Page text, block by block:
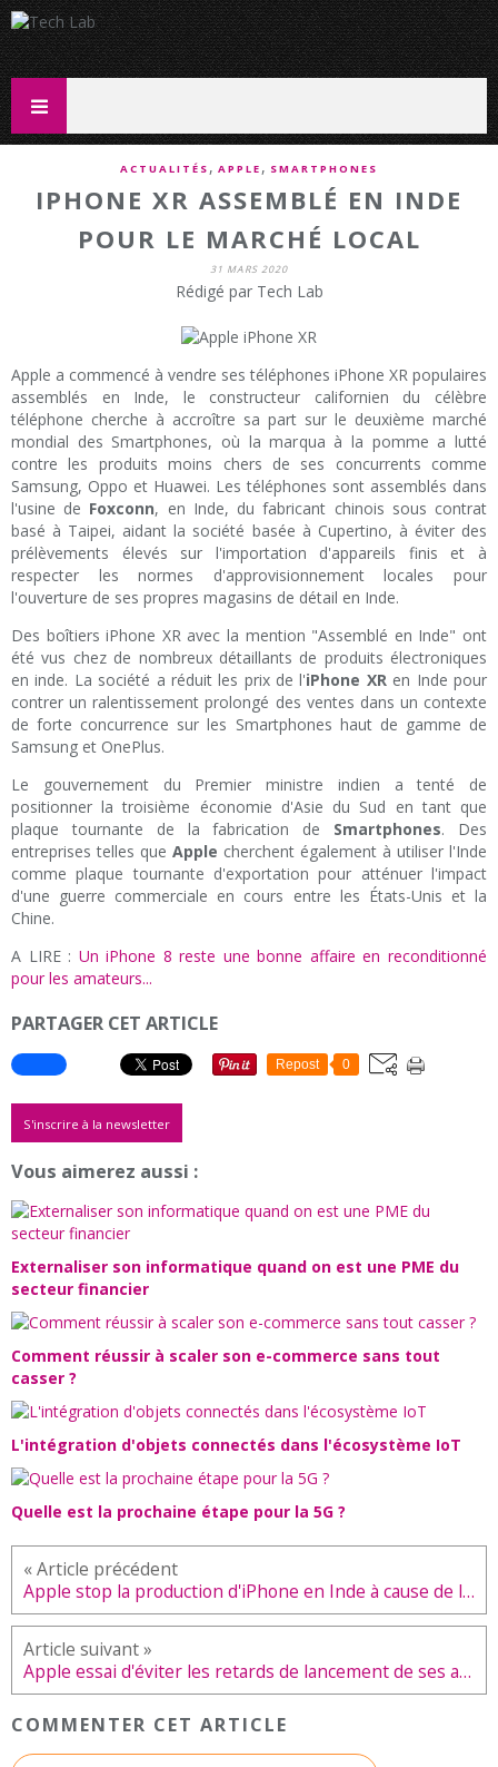
ACTUALITÉS , APPLE , SMARTPHONES
IPHONE XR ASSEMBLÉ EN INDE
POUR LE MARCHÉ LOCAL
31 MARS 2020
Rédigé par Tech Lab
Apple a commencé à vendre ses téléphones iPhone XR populaires
assemblés en Inde, le constructeur californien du célèbre
téléphone cherche à accroître sa part sur le deuxième marché
mondial des Smartphones, où la marqua à la pomme a lutté
contre les produits moins chers de ses concurrents comme
Samsung, Oppo et Huawei. Les téléphones sont assemblés dans
l'usine de Foxconn, en Inde, du fabricant chinois sous contrat
basé à Taipei, aidant la société basée à Cupertino, à éviter des
prélèvements élevés sur l'importation d'appareils finis et à
respecter les normes d'approvisionnement locales pour
l'ouverture de ses propres magasins de détail en Inde.
Des boîtiers iPhone XR avec la mention "Assemblé en Inde" ont
été vus chez de nombreux détaillants de produits électroniques
en inde. La société a réduit les prix de l'iPhone XRen Inde pour
contrer un ralentissement prolongé des ventes dans un contexte
de forte concurrence sur les Smartphones haut de gamme de
Samsung et OnePlus.
Le gouvernement du Premier ministre indien a tenté de
positionner la troisième économie d'Asie du Sud en tant que
plaque tournante de la fabrication de Smartphones. Des
entreprises telles que Apple cherchent également à utiliser l'Inde
comme plaque tournante d'exportation pour atténuer l'impact
d'une guerre commerciale en cours entre les États-Unis et la
Chine.
A LIRE : Un iPhone 8 reste une bonne affaire en reconditionné
pour les amateurs...
PARTAGER CET ARTICLE
Repost 0
S'inscrire à la newsletter
Vous aimerez aussi :
Externaliser son informatique quand on est une PME du
secteur financier
Comment réussir à scaler son e-commerce sans tout
casser ?
L'intégration d'objets connectés dans l'écosystème IoT
Quelle est la prochaine étape pour la 5G ?
Apple stop la production d'iPhone en Inde à cause de la pandémie du COVID-19
Apple essai d'éviter les retards de lancement de ses appareils à cause du Coronavirus
COMMENTER CET ARTICLE